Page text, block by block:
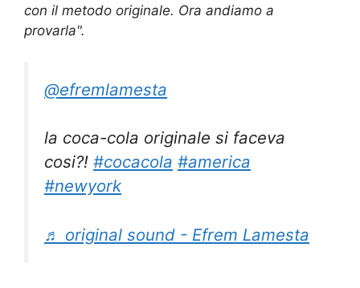
con il metodo originale. Ora andiamo a
provarla".
@efremlamesta
la coca-cola originale si faceva
cosi?! #cocacola #america
#newyork
♬ original sound - Efrem Lamesta